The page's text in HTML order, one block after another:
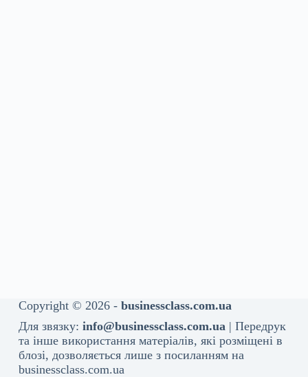
Copyright © 2026 - businessclass.com.ua
Для звязку: info@businessclass.com.ua| Передрук
та інше використання матеріалів, які розміщені в
блозі, дозволяється лише з посиланням на
businessclass.com.ua